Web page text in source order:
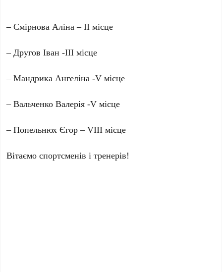
– Смірнова Аліна – ІІ місце
– Другов Іван -ІІІ місце
– Мандрика Ангеліна -V місце
– Вальченко Валерія -V місце
– Попельнюх Єгор – VІІІ місце
Вітаємо спортсменів і тренерів!